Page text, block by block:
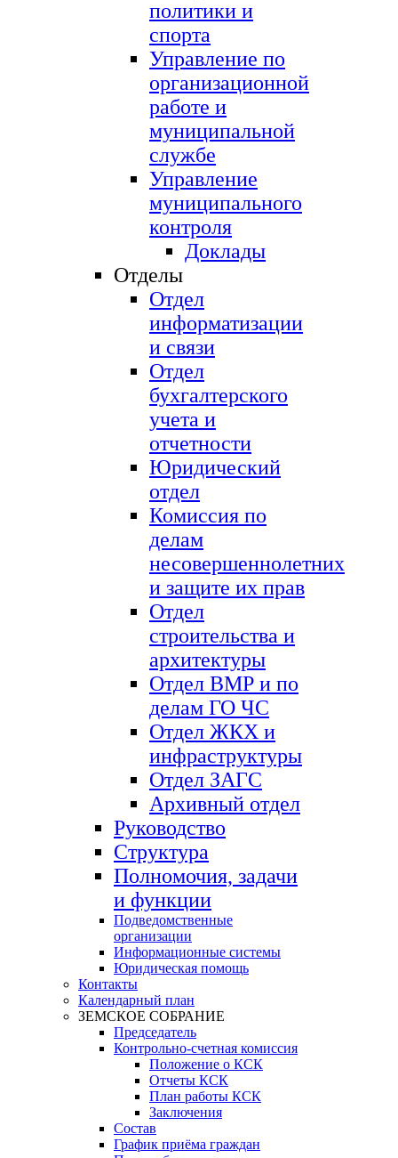
политики и
спорта
Управление по
организационной
работе и
муниципальной
службе
Управление
муниципального
контроля
Доклады
Отделы
Отдел
информатизации
и связи
Отдел
бухгалтерского
учета и
отчетности
Юридический
отдел
Комиссия по
делам
несовершеннолетних
и защите их прав
Отдел
строительства и
архитектуры
Отдел ВМР и по
делам ГО ЧС
Отдел ЖКХ и
инфраструктуры
Отдел ЗАГС
Архивный отдел
Руководство
Структура
Полномочия, задачи
и функции
Подведомственные
организации
Информационные системы
Юридическая помощь
Контакты
Календарный план
ЗЕМСКОЕ СОБРАНИЕ
Председатель
Контрольно-счетная комиссия
Положение о КСК
Отчеты КСК
План работы КСК
Заключения
Состав
График приёма граждан